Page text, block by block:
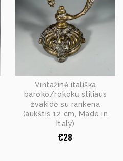
Vintažinė itališka
baroko/rokokų stiliaus
žvakidė su rankena
(aukštis 12 cm, Made in
Italy)
€28